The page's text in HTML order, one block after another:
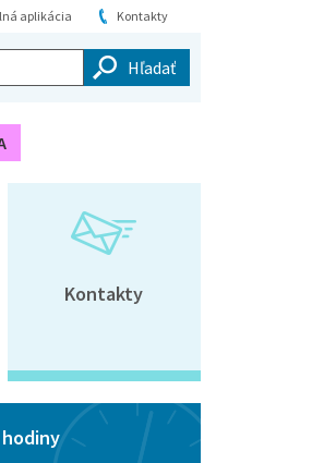
Kontakty
aplikácia
Kontakty